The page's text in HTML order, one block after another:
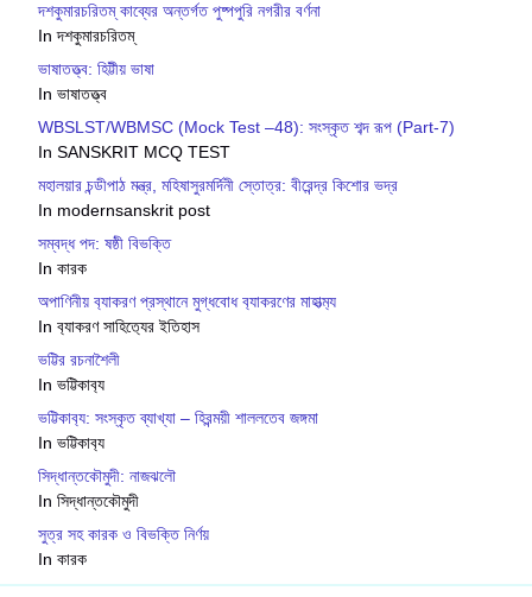
দশকুমারচরিতম্ কাব্যের অন্তর্গত পুষ্পপুরি নগরীর বর্ণনা
In দশকুমারচরিতম্
ভাষাতত্ত্ব: হিট্টীয় ভাষা
In ভাষাতত্ত্ব
WBSLST/WBMSC (Mock Test –48): সংস্কৃত শব্দ রূপ (Part-7)
In SANSKRIT MCQ TEST
মহালয়ার চন্ডীপাঠ মন্ত্র, মহিষাসুরমর্দিনী স্তোত্র: বীরেন্দ্র কিশোর ভদ্র
In modernsanskrit post
সম্বদ্ধ পদ: ষষ্ঠী বিভক্তি
In কারক
অপাণিনীয় ব‍্যাকরণ প্রস্থানে মুগ্ধবোধ ব‍্যাকরণের মাহাত্ম‍্য
In ব‍্যাকরণ সাহিত‍্যের ইতিহাস
ভট্টির রচনাশৈলী
In ভট্টিকাব‍্য
ভট্টিকাব‍্য: সংস্কৃত ব্যাখ্যা – হিরন্ময়ী শাললতেব জঙ্গমা
In ভট্টিকাব‍্য
সিদ্ধান্তকৌমুদী: নাজঝলৌ
In সিদ্ধান্তকৌমুদী
সুত্র সহ কারক ও বিভক্তি নির্ণয়
In কারক